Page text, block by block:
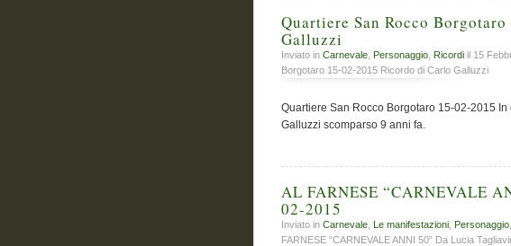
Quartiere San Rocco
Galluzzi
Inviato in Carnevale Personaggio Ricordi il 15
Borgotaro 15-02-2015 Ricordo di Carlo Galluzzi
Quartiere San Rocco Borgotaro 15-02-2015
Galluzzi scomparso 9 anni fa.
AL FARNESE “CARNEVALE
02-2015
Inviato in Carnevale Le manifestazioni Personaggio
FARNESE “CARNEVALE ANNI 50” Da Lucia